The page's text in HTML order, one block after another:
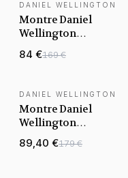
DANIEL WELLINGTON
Montre Daniel
Wellington
DW00100306 Classic
Petite Sterling 36mm
Argentée
84 €169 €
DANIEL WELLINGTON
Montre Daniel
Wellington
DW00100202 Petite
Ashfield maille
89,40 €179 €